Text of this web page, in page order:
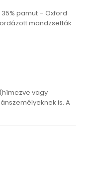
pamut – Oxford
mandzsetták
vagy
is. A